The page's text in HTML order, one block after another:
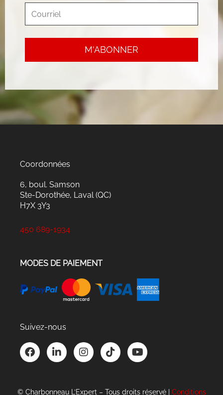
Coordonnées
6, boul. Samson
Ste-Dorothée, Laval (QC)
H7X 3Y3
450 689-1934
MODES DE PAIEMENT
Suivez-nous
F
a
b
L
i
I
n
T
i
Y
o
© Charbonneau L’Expert – Tous droits réservé | Conditions